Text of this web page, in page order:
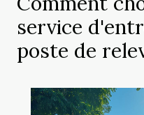
service
poste de